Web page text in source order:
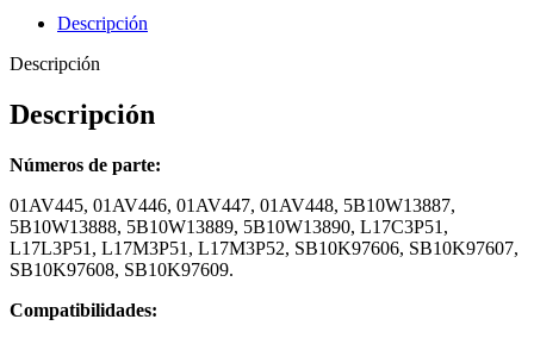
Descripción
Descripción
Descripción
Números de parte:
01AV445, 01AV446, 01AV447, 01AV448, 5B10W13887,
5B10W13888, 5B10W13889, 5B10W13890, L17C3P51,
L17L3P51, L17M3P51, L17M3P52, SB10K97606, SB10K97607,
SB10K97608, SB10K97609.
Compatibilidades: